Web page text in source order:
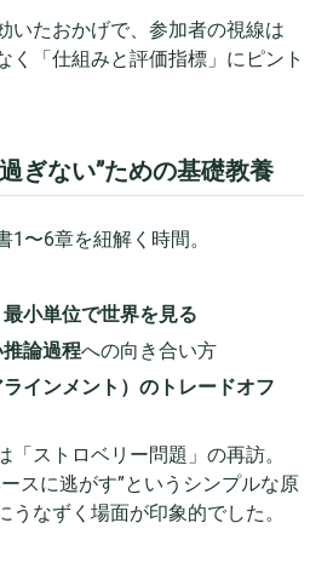
いたおかげで、参加者の視線は
く「仕組みと評価指標」にピント
ぎない”ための基礎教養
1〜6章を紐解く時間。
最小単位で世界を見る
論過程への向き合い方
インメント）のトレードオフ
「ストロベリー問題」の再訪。
スに逃がす”というシンプルな原
うなずく場面が印象的でした。